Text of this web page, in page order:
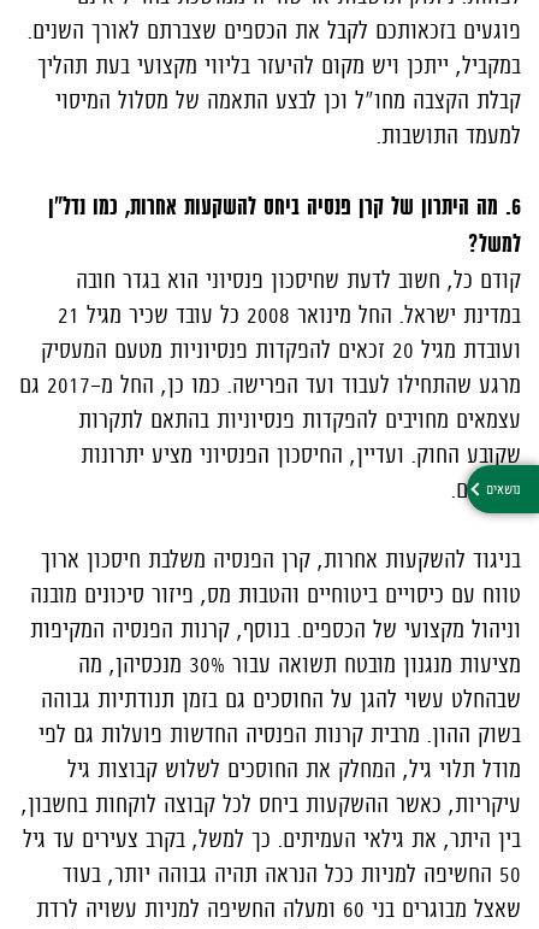
פוגעים בזכאותכם לקבל את הכספים שצברתם לאורך השנים.
במקביל, ייתכן ויש מקום להיעזר בליווי מקצועי בעת תהליך
קבלת הקצבה מחו"ל וכן לבצע התאמה של מסלול המיסוי
למעמד התושבות.
6. מה היתרון של קרן פנסיה ביחס להשקעות אחרות, כמו נדל"ן
למשל?
קודם כל, חשוב לדעת שחיסכון פנסיוני הוא בגדר חובה
במדינת ישראל. החל מינואר 2008 כל עובד שכיר מגיל 21
ועובדת מגיל 20 זכאים להפקדות פנסיוניות מטעם המעסיק
מרגע שהתחילו לעבוד ועד הפרישה. כמו כן, החל מ-2017 גם
עצמאים מחויבים להפקדות פנסיוניות בהתאם לתקרות
שקובע החוק. ועדיין, החיסכון הפנסיוני מציע יתרונות
ייחודיים.
בניגוד להשקעות אחרות, קרן הפנסיה משלבת חיסכון ארוך
טווח עם כיסויים ביטוחיים והטבות מס, פיזור סיכונים מובנה
וניהול מקצועי של הכספים. בנוסף, קרנות הפנסיה המקיפות
מציעות מנגנון מובטח תשואה עבור 30% מנכסיהן, מה
שבהחלט עשוי להגן על החוסכים גם בזמן תנודתיות גבוהה
בשוק ההון. מרבית קרנות הפנסיה החדשות פועלות גם לפי
מודל תלוי גיל, המחלק את החוסכים לשלוש קבוצות גיל
עיקריות, כאשר ההשקעות ביחס לכל קבוצה לוקחות בחשבון,
בין היתר, את גילאי העמיתים. כך למשל, בקרב צעירים עד גיל
50 החשיפה למניות ככל הנראה תהיה גבוהה יותר, בעוד
שאצל מבוגרים בני 60 ומעלה החשיפה למניות עשויה לרדת